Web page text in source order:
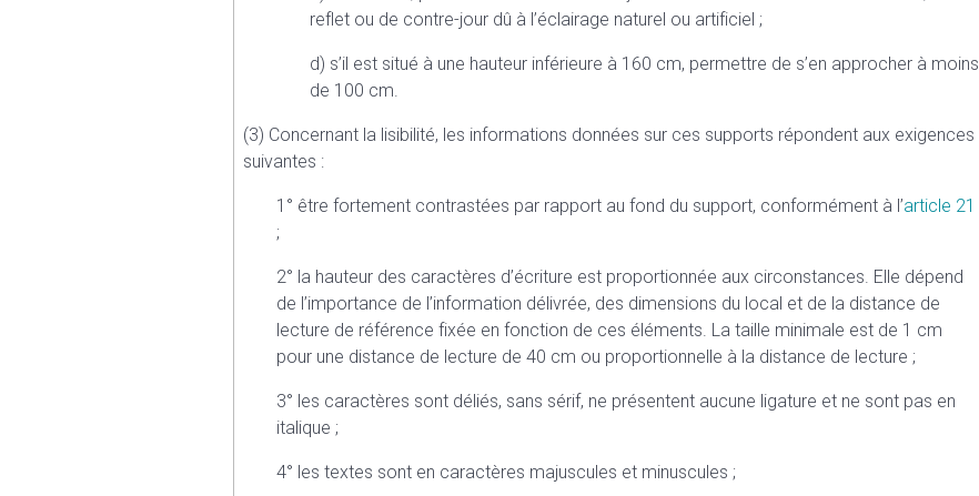
reflet ou de contre-jour dû à l’éclairage naturel ou artificiel ;
d) s’il est situé à une hauteur inférieure à 160 cm, permettre de s’en approcher à moins
de 100 cm.
(3) Concernant la lisibilité, les informations données sur ces supports répondent aux exigences
suivantes :
1° être fortement contrastées par rapport au fond du support, conformément à l’article 21
;
2° la hauteur des caractères d’écriture est proportionnée aux circonstances. Elle dépend
de l’importance de l’information délivrée, des dimensions du local et de la distance de
lecture de référence fixée en fonction de ces éléments. La taille minimale est de 1 cm
pour une distance de lecture de 40 cm ou proportionnelle à la distance de lecture ;
3° les caractères sont déliés, sans sérif, ne présentent aucune ligature et ne sont pas en
italique ;
4° les textes sont en caractères majuscules et minuscules ;